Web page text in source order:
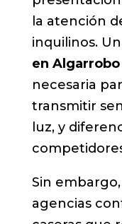
la atención
inquilinos. Un
en Algarrobo
necesaria
transmitir
luz, y
Sin
agencias